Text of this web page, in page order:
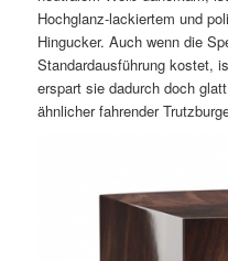
Hochglanz-lackiertem und
Hingucker. Auch wenn die
Standardausführung kostet,
erspart sie dadurch doch
ähnlicher fahrender